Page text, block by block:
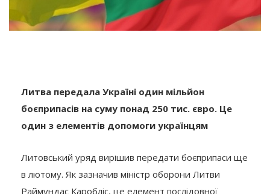
Литва передала Україні один мільйон
боєприпасів на суму понад 250 тис. євро. Це
один з елементів допомоги українцям
Литовський уряд вирішив передати боєприпаси ще
в лютому. Як зазначив міністр оборони Литви
Раймундас Каробліс, це елемент послідовної